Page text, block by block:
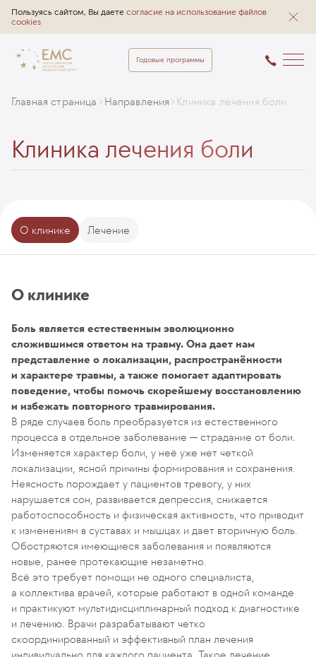
Пользуясь сайтом, Вы даете согласие на использование файлов
cookies
Годовые программы
Главная страница Направления Клиника лечения боли
Клиника лечения боли
О клинике Лечение
О клинике
Боль является естественным эволюционно
сложившимся ответом на травму. Она дает нам
представление о локализации, распространённости
и характере травмы, а также помогает адаптировать
поведение, чтобы помочь скорейшему восстановлению
и избежать повторного травмирования.
В ряде случаев боль преобразуется из естественного
процесса в отдельное заболевание — страдание от боли.
Изменяется характер боли, у неё уже нет четкой
локализации, ясной причины формирования и сохранения.
Неясность порождает у пациентов тревогу, у них
нарушается сон, развивается депрессия, снижается
работоспособность и физическая активность, что приводит
к изменениям в суставах и мышцах и дает вторичную боль.
Обостряются имеющиеся заболевания и появляются
новые, ранее протекающие незаметно.
Всё это требует помощи не одного специалиста,
а коллектива врачей, которые работают в одной команде
и практикуют мультидисциплинарный подход к диагностике
и лечению. Врачи разрабатывают четко
скоординированный и эффективный план лечения